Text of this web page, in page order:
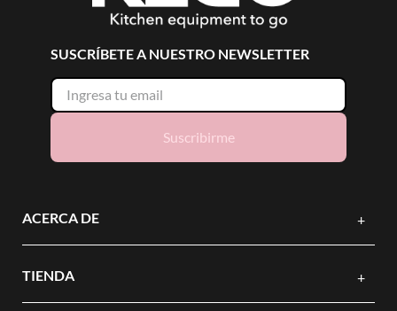
SUSCRÍBETE A NUESTRO NEWSLETTER
Suscribirme
ACERCA DE +
TIENDA +